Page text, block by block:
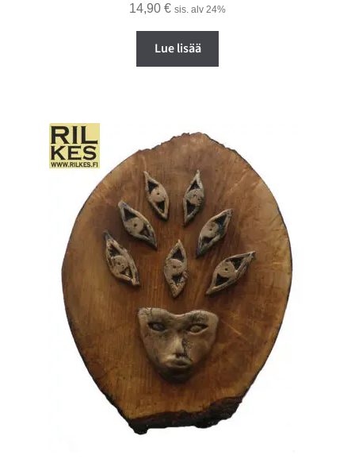
14,90 € sis. alv 24%
Lue lisää